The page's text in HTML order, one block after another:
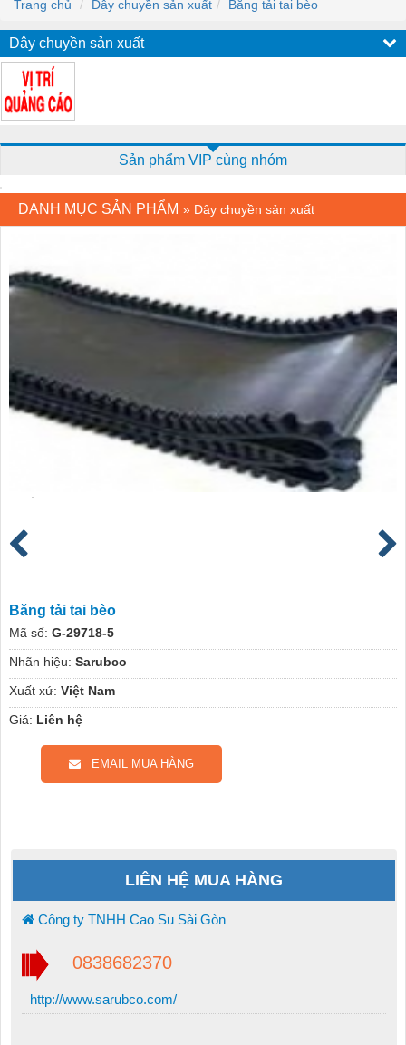
Trang chủ Dây chuyền sản xuất Băng tải tai bèo
Dây chuyền sản xuất
Sản phẩm VIP cùng nhóm
DANH MỤC SẢN PHẨM » Dây chuyền sản xuất
Băng tải tai bèo
Mã số: G-29718-5
Nhãn hiệu: Sarubco
Xuất xứ: Việt Nam
Giá: Liên hệ
EMAIL MUA HÀNG
LIÊN HỆ MUA HÀNG
Công ty TNHH Cao Su Sài Gòn
0838682370
http://www.sarubco.com/